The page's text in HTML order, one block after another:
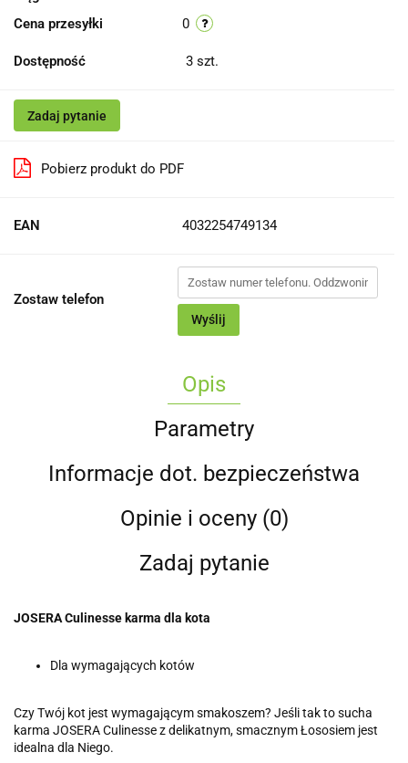
Cena przesyłki
0
Dostępność 3 szt.
Zadaj pytanie
Pobierz produkt do PDF
EAN 4032254749134
Zostaw telefon
Wyślij
Opis
Parametry
Informacje dot. bezpieczeństwa
Opinie i oceny (0)
Zadaj pytanie
JOSERA Culinesse karma dla kota
Dla wymagających kotów
Czy Twój kot jest wymagającym smakoszem? Jeśli tak to sucha
karma JOSERA Culinesse z delikatnym, smacznym Łososiem jest
idealna dla Niego.